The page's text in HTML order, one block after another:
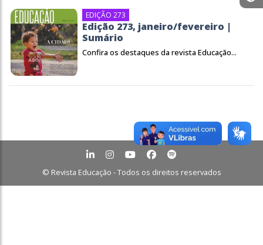
EDIÇÃO 273
Edição 273, janeiro/fevereiro |
Sumário
Confira os destaques da revista Educação...
© Revista Educação - Todos os direitos reservados